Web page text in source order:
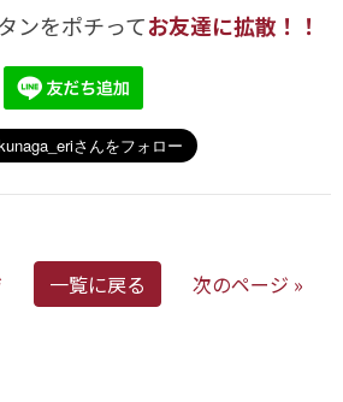
ンをポチってお友達に拡散！！
一覧に戻る 次のページ »